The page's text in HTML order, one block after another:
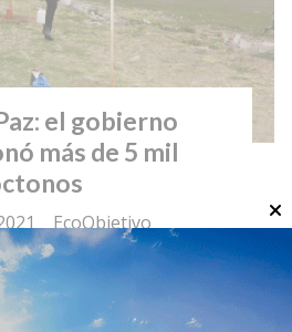
el gobierno
más de 5 mil
EcoObjetivo
y Ganadería de
5 mil ejemplares de
a la Municipalidad de Villa